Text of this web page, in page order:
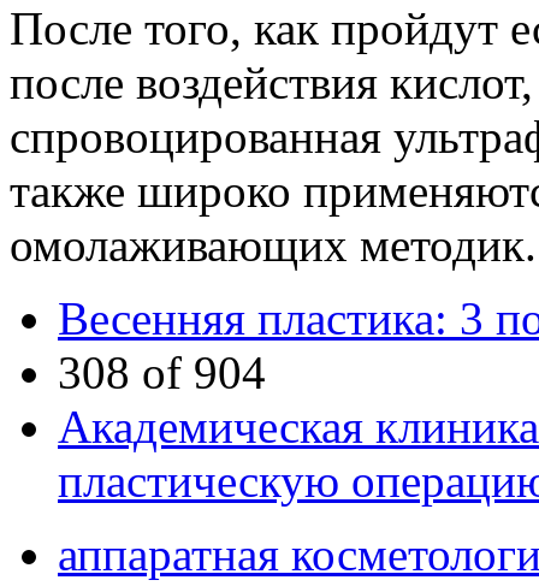
После того, как пройдут
после воздействия
спровоцированная
также широко
омолаживающих
Весенняя пластика: 3
308 of 904
Академическая
пластическую
аппаратная